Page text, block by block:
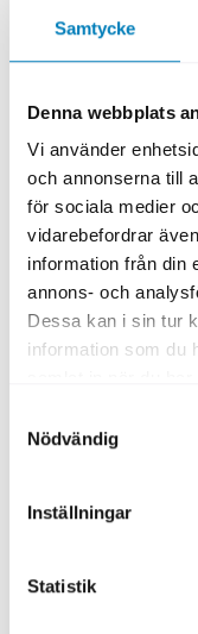
Samtycke
Denna webbplats
Vi använder
och annonserna till
för sociala medier
vidarebefordrar
information från din
annons- och
Dessa kan i sin tur
information som du
Nödvändig
Inställningar
Statistik
reduction of
Dokument
Sustainability Bond